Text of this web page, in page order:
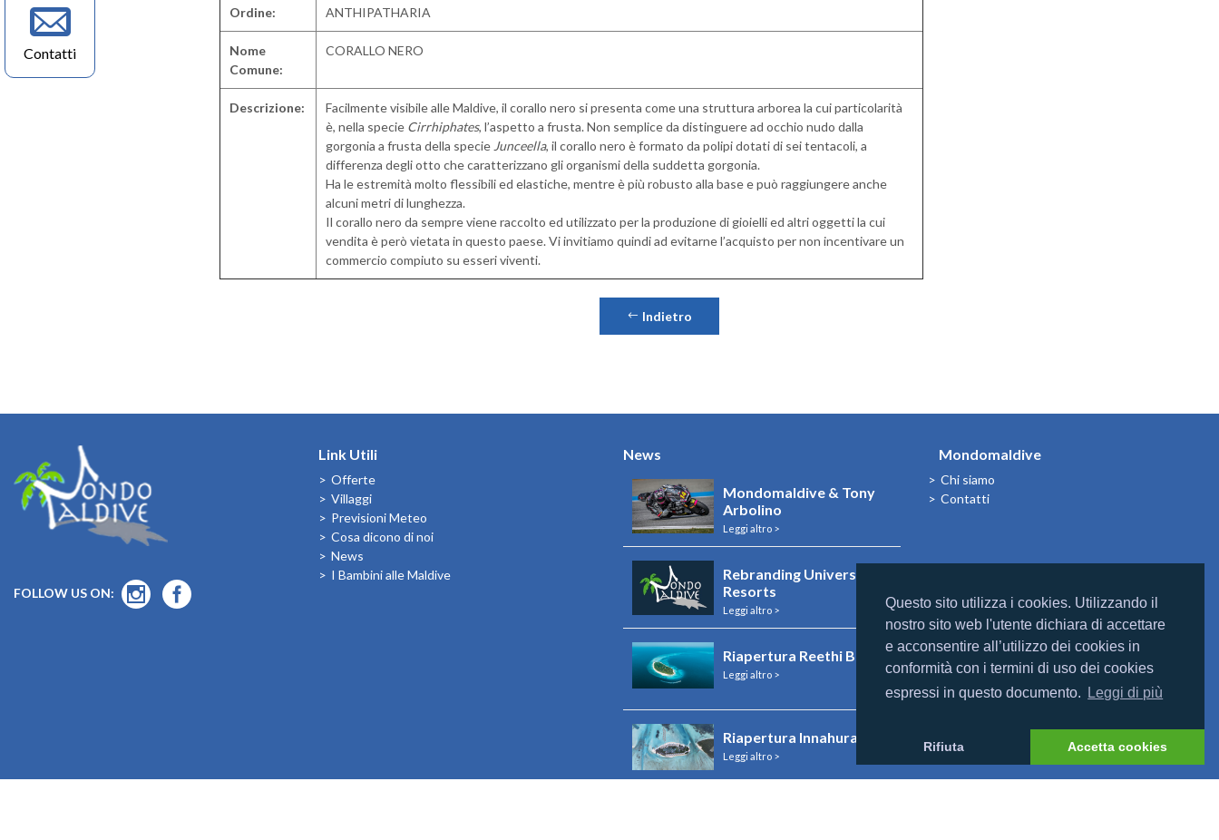
Questo sito utilizza i cookies. Utilizzando il
nostro sito web l'utente dichiara di accettare
e acconsentire all’utilizzo dei cookies in
conformità con i termini di uso dei cookies
espressi in questo documento.
Leggi di più
Rifiuta Accetta cookies
Contatti
Ordine: ANTHIPATHARIA
Nome
Comune:
CORALLO NERO
Descrizione:
Facilmente visibile alle Maldive, il corallo nero si presenta come una struttura arborea la cui particolarità
è, nella specie Cirrhiphates, l’aspetto a frusta. Non semplice da distinguere ad occhio nudo dalla
gorgonia a frusta della specie Junceella, il corallo nero è formato da polipi dotati di sei tentacoli, a
differenza degli otto che caratterizzano gli organismi della suddetta gorgonia.
Ha le estremità molto flessibili ed elastiche, mentre è più robusto alla base e può raggiungere anche
alcuni metri di lunghezza.
Il corallo nero da sempre viene raccolto ed utilizzato per la produzione di gioielli ed altri oggetti la cui
vendita è però vietata in questo paese. Vi invitiamo quindi ad evitarne l’acquisto per non incentivare un
commercio compiuto su esseri viventi.
Indietro
FOLLOW US ON:
Link Utili
Offerte
Villaggi
Previsioni Meteo
Cosa dicono di noi
News
I Bambini alle Maldive
News
Mondomaldive & Tony
Arbolino
Leggi altro >
Rebranding Universal
Resorts
Leggi altro >
Riapertura Reethi Beach
Leggi altro >
Riapertura Innahura
Leggi altro >
Mondomaldive
Chi siamo
Contatti